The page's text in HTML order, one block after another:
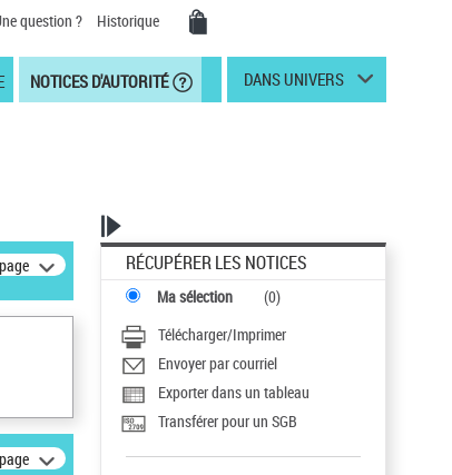
question ? Historique
NOTICES D'AUTORITÉ DANS UNIVERS
RÉCUPÉRER LES NOTICES
Ma sélection (0)
Télécharger/Imprimer
Envoyer par courriel
Exporter dans un tableau
Transférer pour un SGB